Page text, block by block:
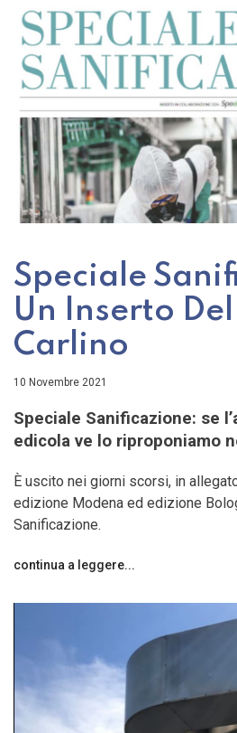
Speciale
Un Inserto
Carlino
10 Novembre 2021
Speciale Sanificazione: se
edicola ve lo riproponiamo
È uscito nei giorni scorsi, in
edizione Modena ed edizione
Sanificazione.
continua a leggere...